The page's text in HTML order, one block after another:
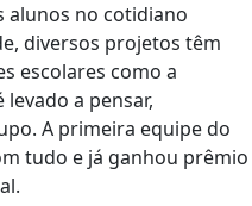
alunos no cotidiano
diversos projetos têm
escolares como a
a pensar,
A primeira equipe do
tudo e já ganhou prêmio